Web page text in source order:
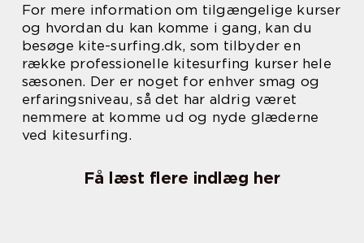
For mere information om tilgængelige kurser
og hvordan du kan komme i gang, kan du
besøge kite-surfing.dk, som tilbyder en
række professionelle kitesurfing kurser hele
sæsonen. Der er noget for enhver smag og
erfaringsniveau, så det har aldrig været
nemmere at komme ud og nyde glæderne
ved kitesurfing.
Få læst flere indlæg her